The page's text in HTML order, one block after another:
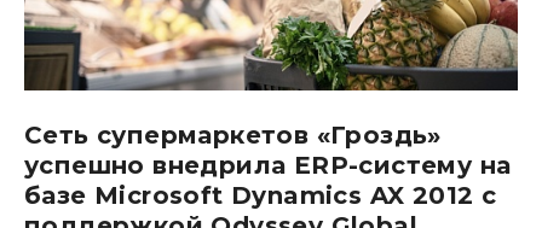
Сеть супермаркетов «Гроздь»
успешно внедрила ERP-систему на
базе Microsoft Dynamics AX 2012 с